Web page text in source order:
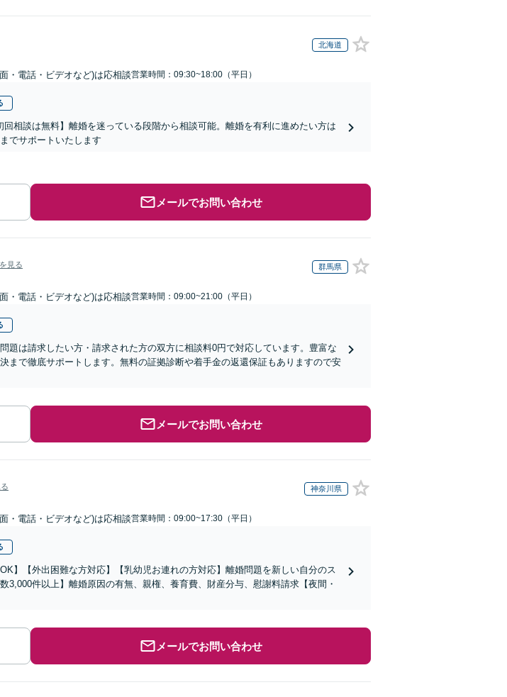
北海道
・電話・ビデオなど)は応相談営業時間：09:30~18:00（平日）
相談は無料】離婚を迷っている段階から相談可能。離婚を有利に進めたい方は
でサポートいたします
メールでお問い合わせ
見る 群馬県
・電話・ビデオなど)は応相談営業時間：09:00~21:00（平日）
題は請求したい方・請求された方の双方に相談料0円で対応しています。豊富な
まで徹底サポートします。無料の証拠診断や着手金の返還保証もありますので安
メールでお問い合わせ
神奈川県
・電話・ビデオなど)は応相談営業時間：09:00~17:30（平日）
】【外出困難な方対応】【乳幼児お連れの方対応】離婚問題を新しい自分のス
3,000件以上】離婚原因の有無、親権、養育費、財産分与、慰謝料請求【夜間・
メールでお問い合わせ